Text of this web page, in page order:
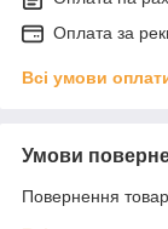
Оплата за
Всі умови
Умови
Повернення